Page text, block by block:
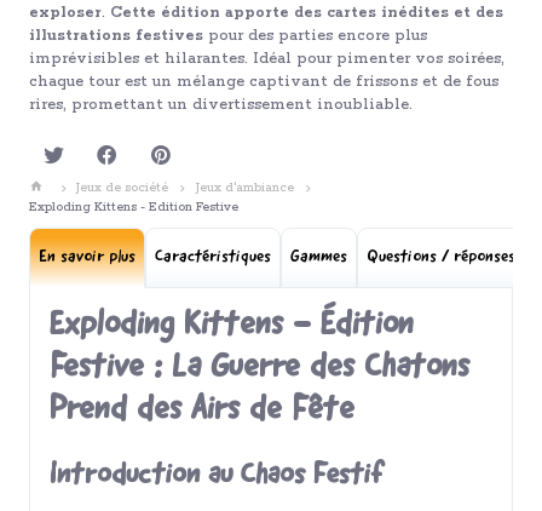
exploser. Cette édition apporte des cartes inédites et des
illustrations festives pour des parties encore plus
imprévisibles et hilarantes. Idéal pour pimenter vos soirées,
chaque tour est un mélange captivant de frissons et de fous
rires, promettant un divertissement inoubliable.
Jeux de société
Jeux d'ambiance
Exploding Kittens - Edition Festive
En savoir plus Caractéristiques Gammes Questions / réponses
Exploding Kittens - Édition
Festive : La Guerre des Chatons
Prend des Airs de Fête
Introduction au Chaos Festif